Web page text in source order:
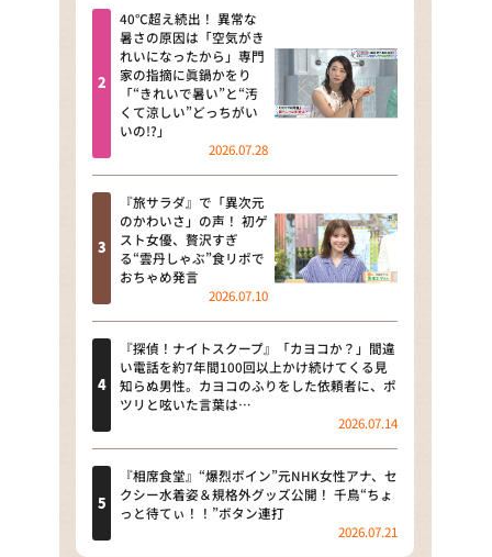
news おかえり
河合＆A.B.C-Z塚田×福井アナ
「なんでやねん！？」（news お
かえり）
DAIGOも台所 ～きょうの献立 何
にする？～
本日はダイアンなり！シーズン２
朝だ！生です旅サラダ
教えて！ニュースライブ 正義の
ミカタ
ＬＩＦＥ～夢のカタチ～
新婚さんいらっしゃい！
ポツンと一軒家
ザキ山小屋本館
40℃超え続出！ 異常な
暑さの原因は「空気がき
れいになったから」専門
家の指摘に眞鍋かをり
「“きれいで暑い”と“汚
くて涼しい”どっちがい
いの!?」
2026.07.28
『旅サラダ』で「異次元
のかわいさ」の声！ 初ゲ
スト女優、贅沢すぎ
る“雲丹しゃぶ”食リポで
おちゃめ発言
2026.07.10
『探偵！ナイトスクープ』「カヨコか？」間違
い電話を約7年間100回以上かけ続けてくる見
知らぬ男性。カヨコのふりをした依頼者に、ポ
ツリと呟いた言葉は…
2026.07.14
『相席食堂』“爆烈ボイン”元NHK女性アナ、セ
クシー水着姿＆規格外グッズ公開！ 千鳥“ちょ
っと待てぃ！！”ボタン連打
2026.07.21